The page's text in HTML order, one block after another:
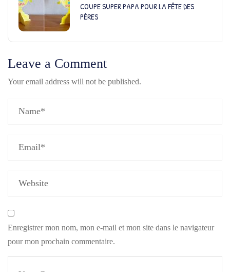
COUPE SUPER PAPA POUR LA FÊTE DES
PÈRES
Leave a Comment
Your email address will not be published.
Enregistrer mon nom, mon e-mail et mon site dans le navigateur
pour mon prochain commentaire.